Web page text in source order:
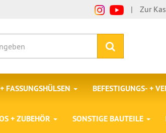
Zur
FASSUNGSHÜLSEN BEFESTIGUNGS- +
+ ZUBEHÖR SONSTIGE BAUTEILE